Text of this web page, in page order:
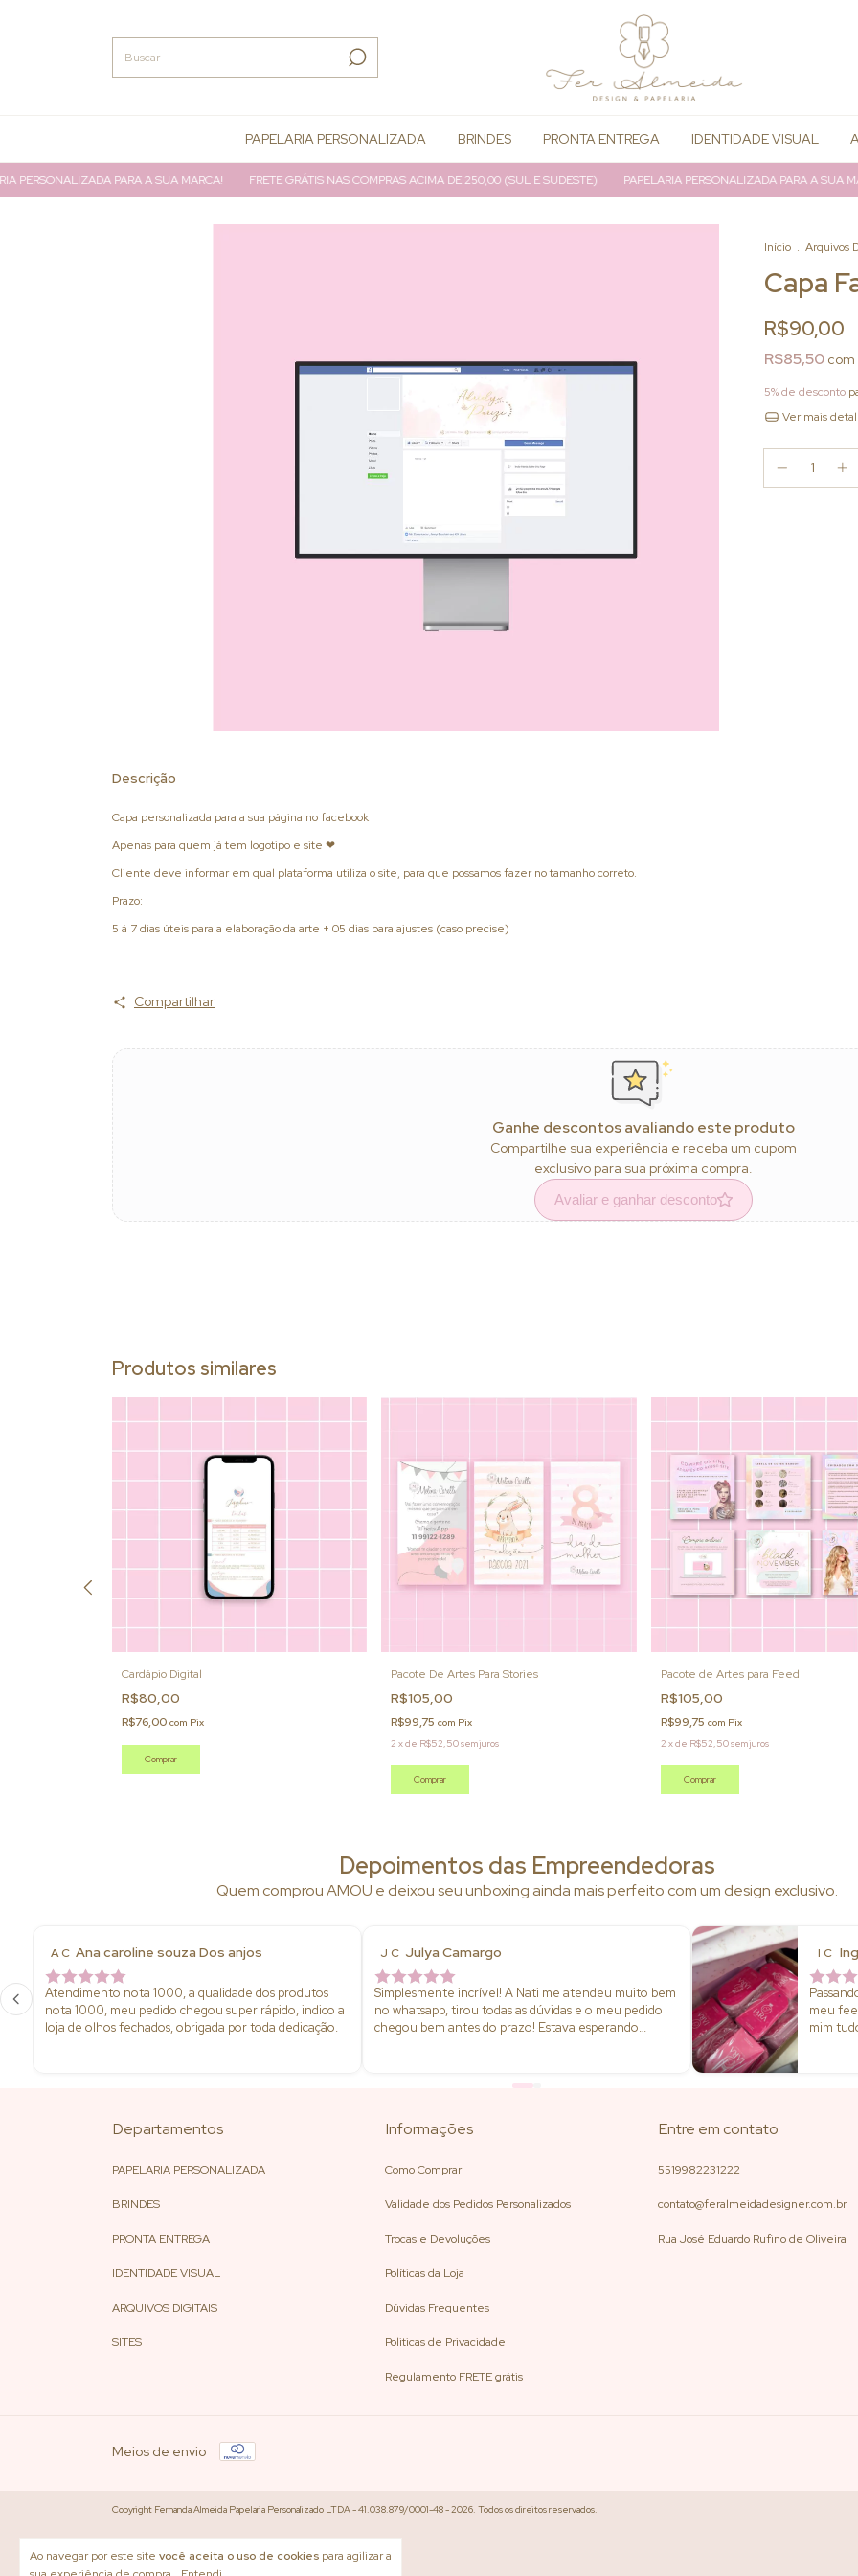
PAPELARIA PERSONALIZADA BRINDES PRONTA ENTREGA IDENTIDADE VISUAL
PARA A SUA MARCA! FRETE GRÁTIS NAS COMPRAS ACIMA DE 250,00 (SUL E SUDESTE) PAPELARIA PERSONALIZADA PARA A SUA
Ao navegar por este site você aceita o uso de cookies para agilizar a
Início . Arquivos
Capa
R$90,00
R$85,50 com
5% de desconto
Ver mais
Descrição
Capa personalizada para a sua página no facebook
Apenas para quem já tem logotipo e site ❤
Cliente deve informar em qual plataforma utiliza o site, para que possamos fazer no tamanho correto.
Prazo:
5 á 7 dias úteis para a elaboração da arte + 05 dias para ajustes (caso precise)
Compartilhar
Ganhe descontos avaliando este produto
Compartilhe sua experiência e receba um cupom
exclusivo para sua próxima compra.
Avaliar e ganhar desconto
Produtos similares
Cardápio Digital
R$80,00
R$76,00 com Pix
Comprar
Pacote De Artes Para Stories
R$105,00
R$99,75com Pix
2 xde R$52,50sem juros
Comprar
Pacote de Artes para Feed
R$105,00
R$99,75 com Pix
2 xde R$52,50sem juros
Comprar
Depoimentos das Empreendedoras
Quem comprou AMOU e deixou seu unboxing ainda mais perfeito com um design exclusivo.
A C Ana caroline souza Dos anjos
Atendimento nota 1000, a qualidade dos produtos
nota 1000, meu pedido chegou super rápido, indico a
loja de olhos fechados, obrigada por toda dedicação.
J C Julya Camargo
Simplesmente incrível! A Nati me atendeu muito bem
no whatsapp, tirou todas as dúvidas e o meu pedido
chegou bem antes do prazo! Estava esperando
I C
meu feedback!!
mim
Departamentos
PAPELARIA PERSONALIZADA
BRINDES
PRONTA ENTREGA
IDENTIDADE VISUAL
ARQUIVOS DIGITAIS
SITES
Informações
Como Comprar
Validade dos Pedidos Personalizados
Trocas e Devoluções
Políticas da Loja
Dúvidas Frequentes
Politicas de Privacidade
Regulamento FRETE grátis
Entre em contato
5519982231222
contato@feralmeidadesigner.com.br
Rua José Eduardo Rufino de Oliveira
Meios de envio
Copyright Fernanda Almeida Papelaria Personalizado LTDA - 41.038.879/0001-48 - 2026. Todos os direitos reservados.